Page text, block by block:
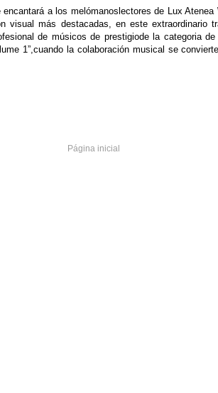
a los melómanoslectores de Lux
visual más destacadas, en este extraordinario
de músicos de prestigiode la categori­a de
1”,cuando la colaboración musical se
Página inicial